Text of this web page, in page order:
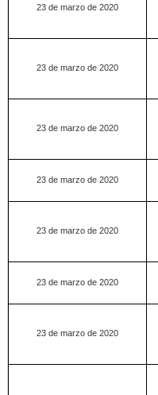
23 de marzo de 2020
23 de marzo de 2020
23 de marzo de 2020
23 de marzo de 2020
23 de marzo de 2020
23 de marzo de 2020
23 de marzo de 2020